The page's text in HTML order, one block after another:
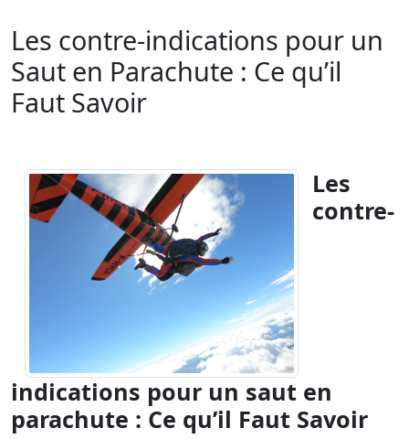
Les contre-indications pour un
Saut en Parachute : Ce qu’il
Faut Savoir
Les
contre-
indications pour un saut en
parachute : Ce qu’il Faut Savoir